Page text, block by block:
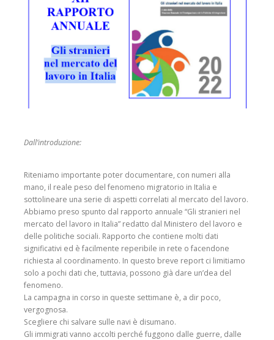
Dall’introduzione:
Riteniamo importante poter documentare, con numeri alla
mano, il reale peso del fenomeno migratorio in Italia e
sottolineare una serie di aspetti correlati al mercato del lavoro.
Abbiamo preso spunto dal rapporto annuale “Gli stranieri nel
mercato del lavoro in Italia” redatto dal Ministero del lavoro e
delle politiche sociali. Rapporto che contiene molti dati
significativi ed è facilmente reperibile in rete o facendone
richiesta al coordinamento. In questo breve report ci limitiamo
solo a pochi dati che, tuttavia, possono già dare un’dea del
fenomeno.
La campagna in corso in queste settimane è, a dir poco,
vergognosa.
Scegliere chi salvare sulle navi è disumano.
Gli immigrati vanno accolti perché fuggono dalle guerre, dalle